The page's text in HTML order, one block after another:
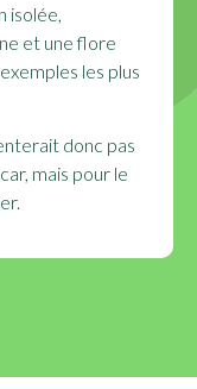
isolée,
et une flore
les plus
donc pas
mais pour le